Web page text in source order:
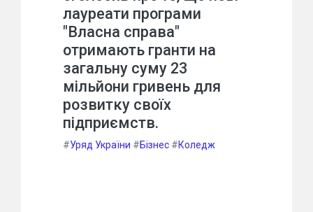
лауреати програми
"Власна справа"
отримають гранти на
загальну суму 23
мільйони гривень для
розвитку своїх
підприємств.
#Уряд України #Бізнес #Коледж